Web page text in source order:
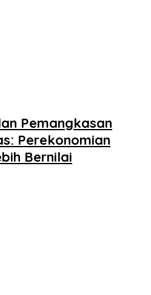
Pemangkasan
Perekonomian
Bernilai